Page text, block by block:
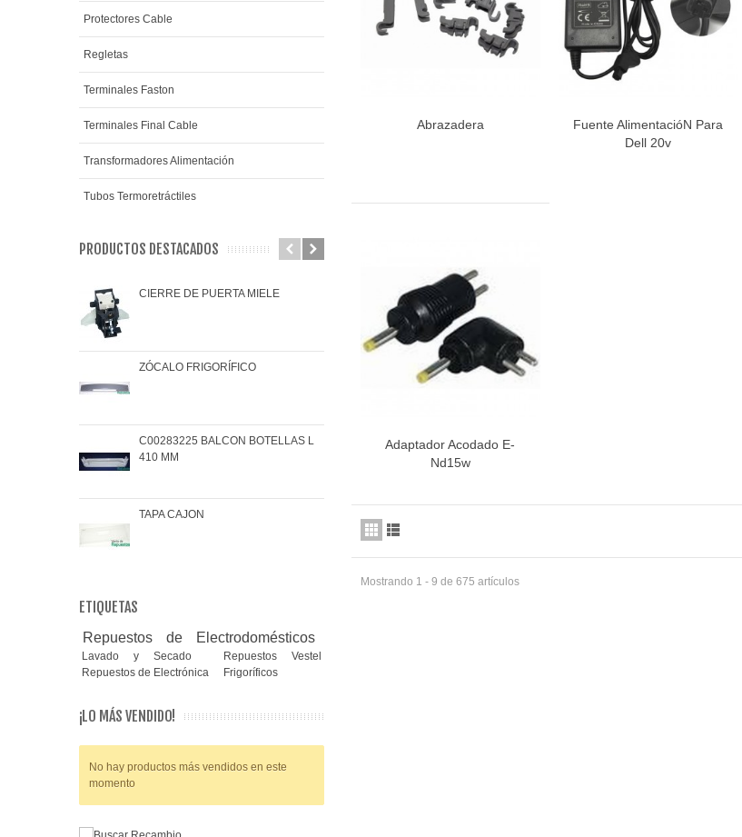
Protectores Cable
Regletas
Terminales Faston
Terminales Final Cable
Transformadores Alimentación
Tubos Termoretráctiles
PRODUCTOS DESTACADOS
CIERRE DE PUERTA MIELE
ZÓCALO FRIGORÍFICO
C00283225 BALCON BOTELLAS L
410 MM
TAPA CAJON
JARRA CATA BT1200
JUNTA INFERIOR PUERTA 1491281
COJINETE RODAMIENTOS FAGOR-
ETIQUETAS
Repuestos de Electrodomésticos
Lavado y Secado
Repuestos Vestel
Repuestos de Electrónica
Frigoríficos
¡LO MÁS VENDIDO!
No hay productos más vendidos en este
momento
Vista rápida
Abrazadera Vista rápida
Fuente AlimentacióN Para
Dell 20v
Vista rápida
Adaptador Acodado E-
Nd15w
Mostrando 1 - 9 de 675 artículos